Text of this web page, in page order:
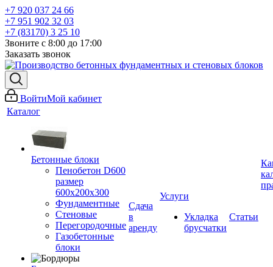
+7 920 037 24 66
+7 951 902 32 03
+7 (83170) 3 25 10
Звоните с 8:00 до 17:00
Заказать звонок
ВойтиМой кабинет
Каталог
Бетонные блоки
Пенобетон D600
размер
600х200х300
Фундаментные
Стеновые
Перегородочные
Газобетонные
блоки
Сдача
в
аренду
Услуги
Укладка
брусчатки
Статьи